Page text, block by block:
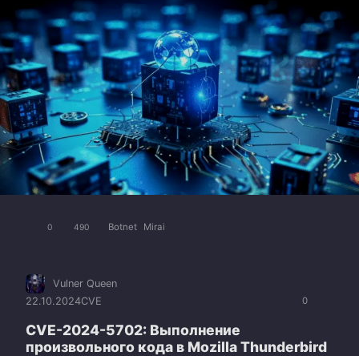
0 490 Botnet Mirai
0
Vulner Queen
22.10.2024CVE
CVE-2024-5702: Выполнение
произвольного кода в Mozilla Thunderbird